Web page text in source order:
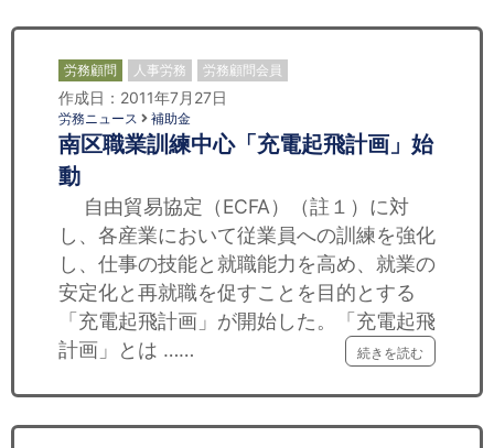
労務顧問 人事労務 労務顧問会員
作成日：2011年7月27日
労務ニュース 補助金
南区職業訓練中心「充電起飛計画」始
動
自由貿易協定（ECFA）（註１）に対
し、各産業において従業員への訓練を強化
し、仕事の技能と就職能力を高め、就業の
安定化と再就職を促すことを目的とする
「充電起飛計画」が開始した。「充電起飛
計画」とは ……
続きを読む